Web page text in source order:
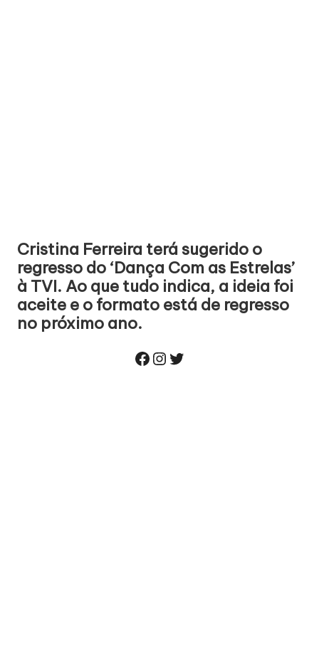
Cristina Ferreira terá sugerido o
regresso do ‘Dança Com as Estrelas’
à TVI. Ao que tudo indica, a ideia foi
aceite e o formato está de regresso
no próximo ano.
Facebook
Instagram
Twitter